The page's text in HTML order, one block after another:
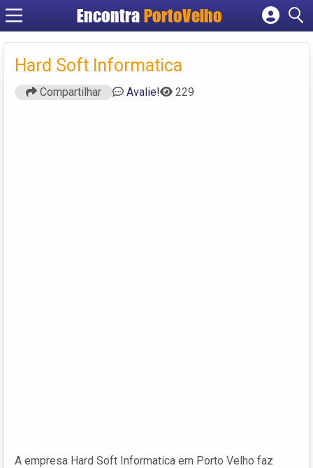
EncontraPortoVelho
Cadastrar empresa
Criar conta
Hard Soft Informatica
Compartilhar Avalie! 229
A empresa Hard Soft Informatica em Porto Velho faz